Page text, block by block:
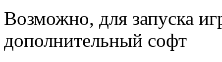
Возможно, для запуска
дополнительный софт